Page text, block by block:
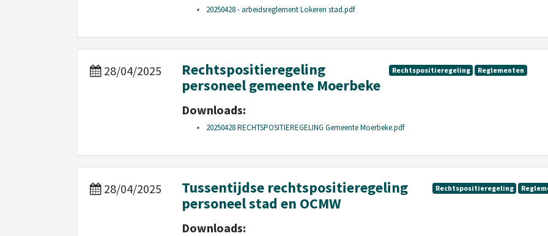
20250428 - arbeidsreglement Lokeren stad.pdf
28/04/2025 Rechtspositieregeling Reglementen
Rechtspositieregeling
personeel gemeente Moerbeke
Downloads:
20250428 RECHTSPOSITIEREGELING Gemeente Moerbeke.pdf
28/04/2025 Rechtspositieregeling
Tussentijdse rechtspositieregeling
personeel stad en OCMW
Downloads: